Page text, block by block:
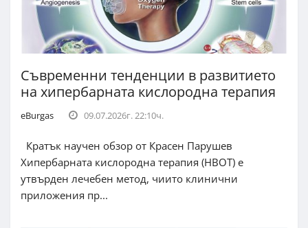
Съвременни тенденции в развитието
на хипербарната кислородна терапия
eBurgas 09.07.2026г. 22:10ч.
Кратък научен обзор от Красен Парушев
Хипербарната кислородна терапия (HBOT) е
утвърден лечебен метод, чиито клинични
приложения пр...